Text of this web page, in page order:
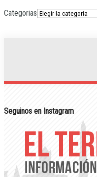
Categorias
Seguinos en Instagram